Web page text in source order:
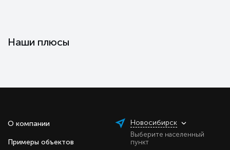
Наши плюсы
О компании
Примеры объектов
Новосибирск
Выберите населенный
пункт